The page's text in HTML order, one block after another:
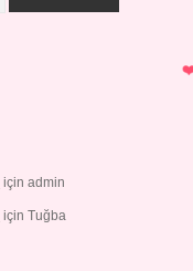
için admin
için Tuğba